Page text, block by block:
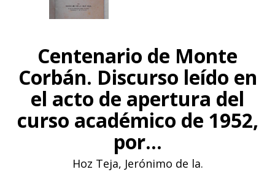
Centenario de Monte
Corbán. Discurso leído en
el acto de apertura del
curso académico de 1952,
por...
Hoz Teja, Jerónimo de la.